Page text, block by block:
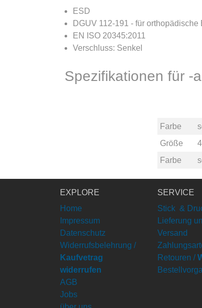
ESD
DGUV 112-191 - für
EN ISO 20345:2011
Verschluss: Senkel
Spezifikationen für -
Farbe
Größe
Farbe
EXPLORE
Home
Impressum
Datenschutz
Widerrufsbelehrung /
Kaufvetrag
widerrufen
AGB
Jobs
SERVICE
Stick &
Lieferung
Versand
Retouren /